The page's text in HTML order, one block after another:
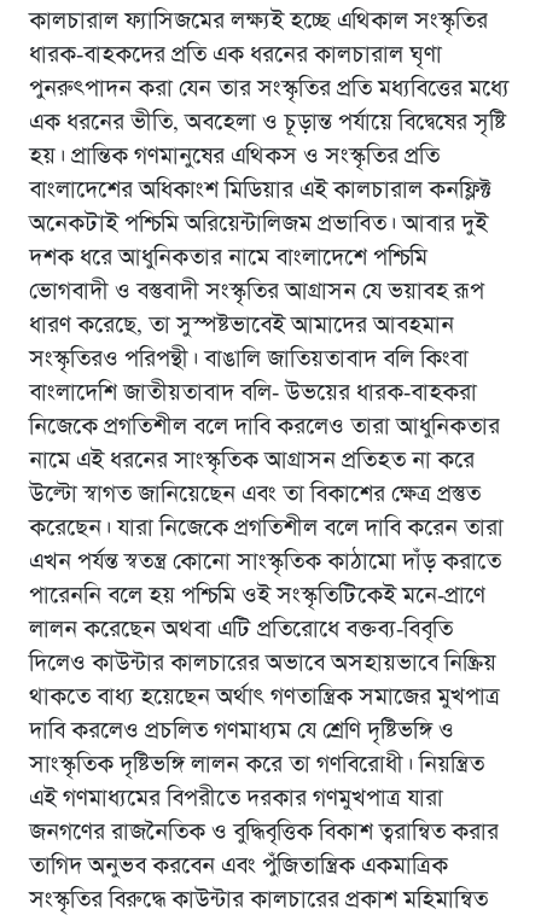
কালচারাল ফ্যাসিজমের লক্ষ্যই হচ্ছে এথিকাল সংস্কৃতির
ধারক-বাহকদের প্রতি এক ধরনের কালচারাল ঘৃণা
পুনরুৎপাদন করা যেন তার সংস্কৃতির প্রতি মধ্যবিত্তের মধ্যে
এক ধরনের ভীতি, অবহেলা ও চূড়ান্ত পর্যায়ে বিদ্বেষের সৃষ্টি
হয়। প্রান্তিক গণমানুষের এথিকস ও সংস্কৃতির প্রতি
বাংলাদেশের অধিকাংশ মিডিয়ার এই কালচারাল কনফ্লিক্ট
অনেকটাই পশ্চিমি অরিয়েন্টালিজম প্রভাবিত। আবার দুই
দশক ধরে আধুনিকতার নামে বাংলাদেশে পশ্চিমি
ভোগবাদী ও বস্তুবাদী সংস্কৃতির আগ্রাসন যে ভয়াবহ রূপ
ধারণ করেছে, তা সুস্পষ্টভাবেই আমাদের আবহমান
সংস্কৃতিরও পরিপন্থী। বাঙালি জাতিয়তাবাদ বলি কিংবা
বাংলাদেশি জাতীয়তাবাদ বলি- উভয়ের ধারক-বাহকরা
নিজেকে প্রগতিশীল বলে দাবি করলেও তারা আধুনিকতার
নামে এই ধরনের সাংস্কৃতিক আগ্রাসন প্রতিহত না করে
উল্টো স্বাগত জানিয়েছেন এবং তা বিকাশের ক্ষেত্র প্রস্তুত
করেছেন। যারা নিজেকে প্রগতিশীল বলে দাবি করেন তারা
এখন পর্যন্ত স্বতন্ত্র কোনো সাংস্কৃতিক কাঠামো দাঁড় করাতে
পারেননি বলে হয় পশ্চিমি ওই সংস্কৃতিটিকেই মনে-প্রাণে
লালন করেছেন অথবা এটি প্রতিরোধে বক্তব্য-বিবৃতি
দিলেও কাউন্টার কালচারের অভাবে অসহায়ভাবে নিষ্ক্রিয়
থাকতে বাধ্য হয়েছেন অর্থাৎ গণতান্ত্রিক সমাজের মুখপাত্র
দাবি করলেও প্রচলিত গণমাধ্যম যে শ্রেণি দৃষ্টিভঙ্গি ও
সাংস্কৃতিক দৃষ্টিভঙ্গি লালন করে তা গণবিরোধী। নিয়ন্ত্রিত
এই গণমাধ্যমের বিপরীতে দরকার গণমুখপাত্র যারা
জনগণের রাজনৈতিক ও বুদ্ধিবৃত্তিক বিকাশ ত্বরান্বিত করার
তাগিদ অনুভব করবেন এবং পুঁজিতান্ত্রিক একমাত্রিক
সংস্কৃতির বিরুদ্ধে কাউন্টার কালচারের প্রকাশ মহিমান্বিত